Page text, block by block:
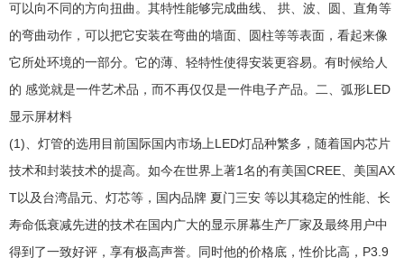
可以向不同的方向扭曲。其特性能够完成曲线、 拱、波、圆、直角等
的弯曲动作，可以把它安装在弯曲的墙面、圆柱等等表面，看起来像
它所处环境的一部分。它的薄、轻特性使得安装更容易。有时候给人
的 感觉就是一件艺术品，而不再仅仅是一件电子产品。二、弧形LED
显示屏材料
(1)、灯管的选用目前国际国内市场上LED灯品种繁多，随着国内芯片
技术和封装技术的提高。如今在世界上著1名的有美国CREE、美国AX
T以及台湾晶元、灯芯等，国内品牌 夏门三安 等以其稳定的性能、长
寿命低衰减先进的技术在国内广大的显示屏幕生产厂家及最终用户中
得到了一致好评，享有极高声誉。同时他的价格底，性价比高，P3.9